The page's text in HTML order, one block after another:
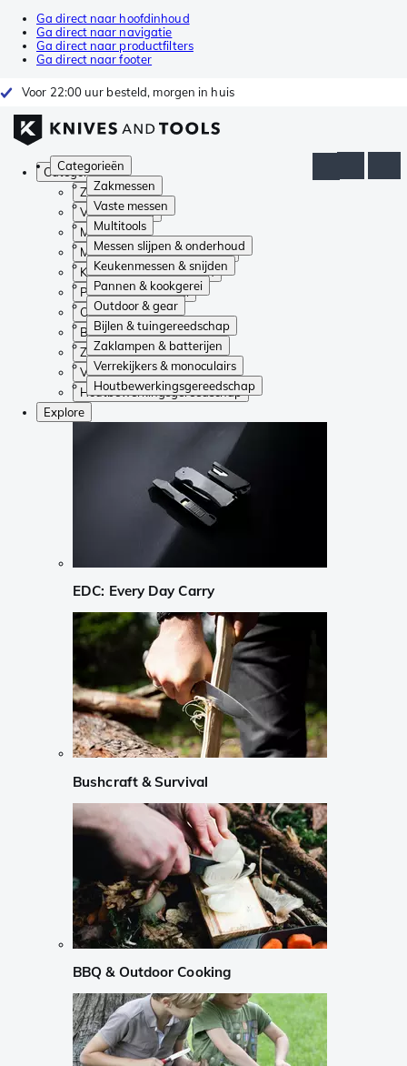
Ga direct naar hoofdinhoud
Ga direct naar navigatie
Ga direct naar productfilters
Ga direct naar footer
Voor 22:00 uur besteld, morgen in huis
Categorieën
Zakmessen
Vaste messen
Multitools
Messen slijpen & onderhoud
Keukenmessen & snijden
Pannen & kookgerei
Outdoor & gear
Bijlen & tuingereedschap
Zaklampen & batterijen
Verrekijkers & monoculairs
Houtbewerkingsgereedschap
Categorieën
Zakmessen
Vaste messen
Multitools
Messen slijpen & onderhoud
Keukenmessen & snijden
Pannen & kookgerei
Outdoor & gear
Bijlen & tuingereedschap
Zaklampen & batterijen
Verrekijkers & monoculairs
Houtbewerkingsgereedschap
Explore
EDC: Every Day Carry
Bushcraft & Survival
BBQ & Outdoor Cooking